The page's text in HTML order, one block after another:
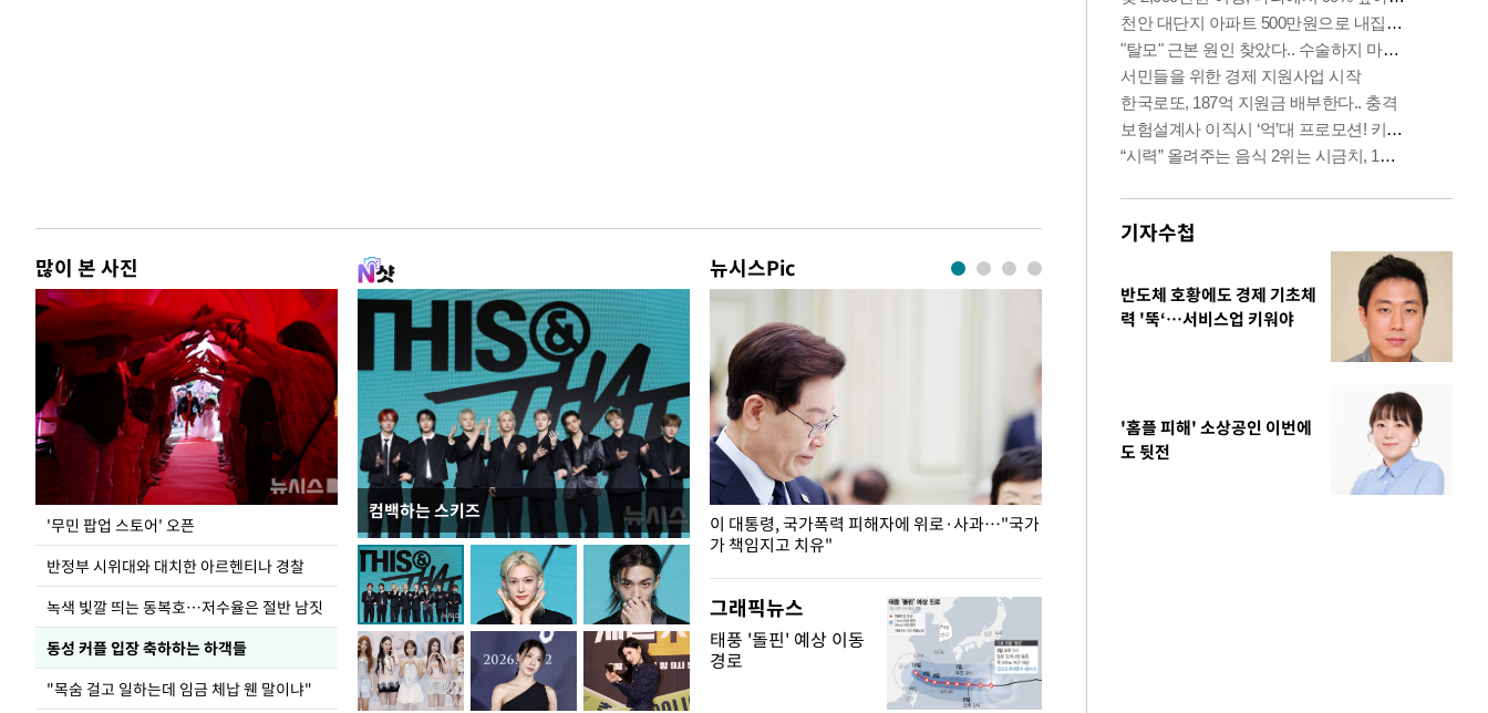
많이 본 사진
'무민 팝업 스토어' 오픈
반정부 시위대와 대치한 아르헨티나 경찰
녹색 빛깔 띄는 동복호…저수율은 절반 남짓
동성 커플 입장 축하하는 하객들
"목숨 걸고 일하는데 임금 체납 웬 말이냐"
컴백하는 스키즈
뉴시스Pic
지석천 뒤덮은 개구리밥
이 대통령, 국가폭력 피해자에 위로·사과…"국가
가 책임지고 치유"
그래픽뉴스
태풍 '돌핀' 예상 이동
경로
기자수첩
반도체 호황에도 경제 기초체
력 '뚝‘…서비스업 키워야
'홈플 피해' 소상공인 이번에
도 뒷전